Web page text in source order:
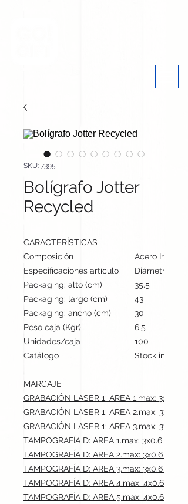
SKU: 7395
Bolígrafo Jotter
Recycled
CARACTERÍSTICAS
Composición
Acero Inox
Especificaciones artículo
Diámetro: 1
Packaging: alto (cm)
35.5
Packaging: largo (cm)
43
Packaging: ancho (cm)
30
Peso caja (Kgr)
6.5
Unidades/caja
100
Catálogo
Stock
MARCAJE
GRABACIÓN LASER 1: AREA 1.max: 3x0.6 cm
GRABACIÓN LASER 1: AREA 2.max: 3x0.6
GRABACIÓN LASER 1: AREA 3.max: 3x0.6
TAMPOGRAFÍA D: AREA 1.max: 3x0.6 cm
TAMPOGRAFÍA D: AREA 2.max: 3x0.6 cm
TAMPOGRAFÍA D: AREA 3.max: 3x0.6 cm
TAMPOGRAFÍA D: AREA 4.max: 4x0.6 cm
TAMPOGRAFÍA D: AREA 5.max: 4x0.6 cm